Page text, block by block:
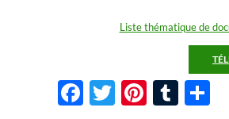
Liste thématique de
F
T
Pi T